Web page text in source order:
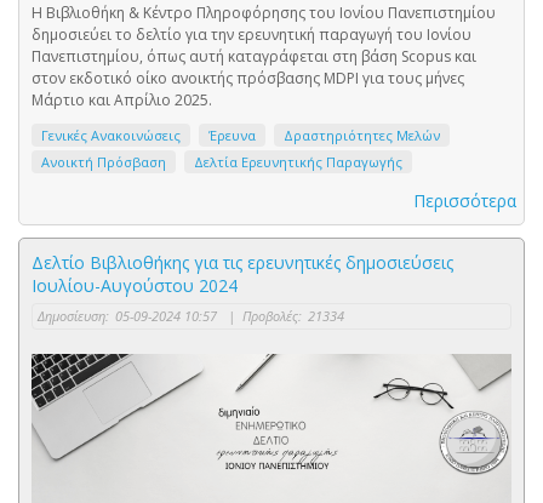
Η Βιβλιοθήκη & Κέντρο Πληροφόρησης του Ιονίου Πανεπιστημίου
δημοσιεύει το δελτίο για την ερευνητική παραγωγή του Ιονίου
Πανεπιστημίου, όπως αυτή καταγράφεται στη βάση Scopus και
στον εκδοτικό οίκο ανοικτής πρόσβασης MDPI για τους μήνες
Μάρτιο και Απρίλιο 2025.
Γενικές Ανακοινώσεις Έρευνα
Δραστηριότητες Μελών
Ανοικτή Πρόσβαση
Δελτία Ερευνητικής Παραγωγής
Περισσότερα
Δελτίο Βιβλιοθήκης για τις ερευνητικές δημοσιεύσεις
Ιουλίου-Αυγούστου 2024
Δημοσίευση: 05-09-2024 10:57 | Προβολές: 21334